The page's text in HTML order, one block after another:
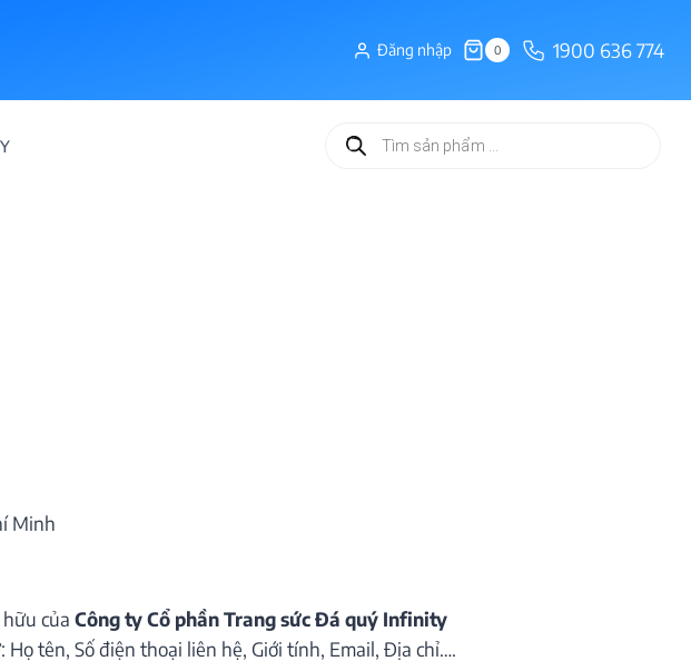
Đăng nhập 0 1900 636 774
Tìm
kiếm
Minh
của Công ty Cổ phần Trang sức Đá quý Infinity
tên, Số điện thoại liên hệ, Giới tính, Email, Địa chỉ….